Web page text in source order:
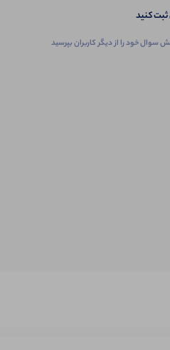
کنید
خود را از دیگر کاربران بپرسید